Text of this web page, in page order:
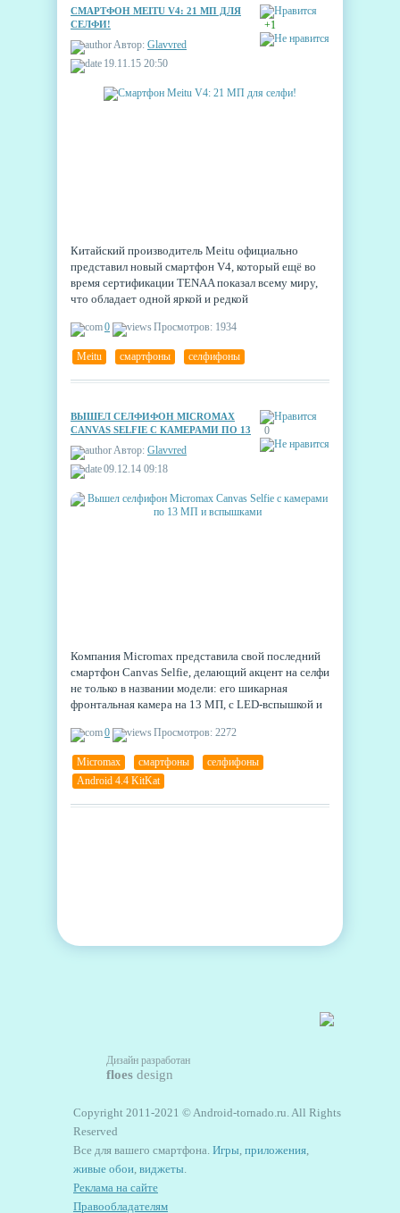
+1
СМАРТФОН MEITU V4: 21 МП ДЛЯ
СЕЛФИ!
Автор: Glavvred
19.11.15 20:50
Китайский производитель Meitu официально
представил новый смартфон V4, который ещё во
время сертификации TENAA показал всему миру,
что обладает одной яркой и редкой
припасён целый 21 мегапиксель. Словом, любители
селфи должны быть полностью удовлетворены
этой моделью на ближайшие несколько лет.
0 Просмотров: 1934
Meitu смартфоны селфифоны
0
ВЫШЕЛ СЕЛФИФОН MICROMAX
CANVAS SELFIE С КАМЕРАМИ ПО 13
Автор: Glavvred
09.12.14 09:18
Компания Micromax представила свой последний
смартфон Canvas Selfie, делающий акцент на селфи
не только в названии модели: его шикарная
фронтальная камера на 13 МП, с LED-вспышкой и
Desire Eye.
0 Просмотров: 2272
Micromax смартфоны селфифоны
Android 4.4 KitKat
Дизайн разработан
floes design
Copyright 2011-2021 © Android-tornado.ru. All Rights
Reserved
Все для вашего смартфона. Игры, приложения,
живые обои, виджеты.
Реклама на сайте
Правообладателям